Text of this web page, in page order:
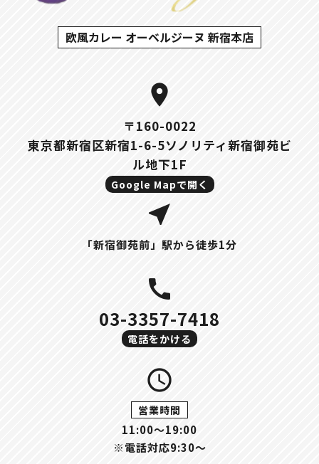
欧風カレー オーベルジーヌ 新宿本店
location_on
〒160-0022
東京都新宿区新宿1-6-5ソノリティ新宿御苑ビ
ル地下1F
Google Mapで開く
near_me
「新宿御苑前」駅から徒歩1分
call
03-3357-7418
電話をかける
query_builder
営業時間
11:00〜19:00
※電話対応9:30～